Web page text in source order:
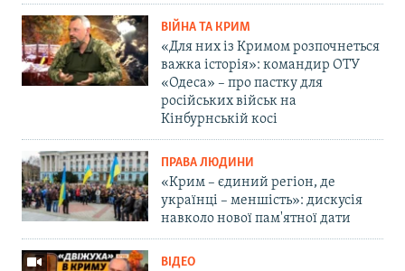
ВІЙНА ТА КРИМ
«Для них із Кримом розпочнеться
важка історія»: командир ОТУ
«Одеса» – про пастку для
російських військ на
Кінбурнській косі
ПРАВА ЛЮДИНИ
«Крим – єдиний регіон, де
українці – меншість»: дискусія
навколо нової пам'ятної дати
ВІДЕО